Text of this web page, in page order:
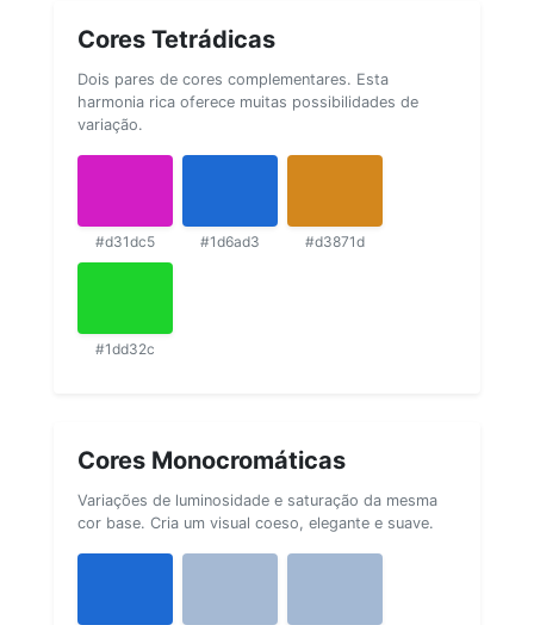
Cores Tetrádicas
Dois pares de cores complementares. Esta
harmonia rica oferece muitas possibilidades de
variação.
#d31dc5 #1d6ad3 #d3871d
#1dd32c
Cores Monocromáticas
Variações de luminosidade e saturação da mesma
cor base. Cria um visual coeso, elegante e suave.